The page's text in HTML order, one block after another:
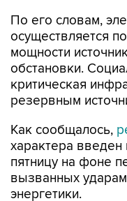
По его словам,
осуществляется
мощности
обстановки.
критическая
резервным
Как сообщалось,
характера
пятницу на фоне
вызванных
энергетики.